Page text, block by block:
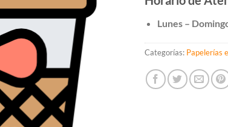
Lunes –
Categorías: Papelerías